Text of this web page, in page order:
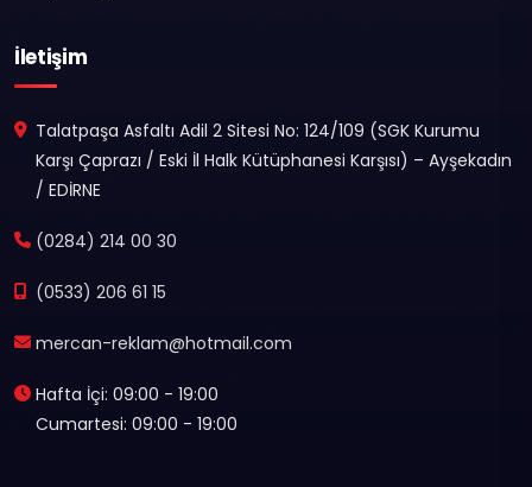
İletişim
Talatpaşa Asfaltı Adil 2 Sitesi No: 124/109 (SGK Kurumu
Karşı Çaprazı / Eski İl Halk Kütüphanesi Karşısı) – Ayşekadın
/ EDİRNE
(0284) 214 00 30
(0533) 206 61 15
mercan-reklam@hotmail.com
Hafta İçi: 09:00 - 19:00
Cumartesi: 09:00 - 19:00